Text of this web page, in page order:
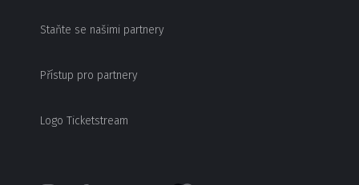
Staňte se našimi partnery
Přístup pro partnery
Logo Ticketstream